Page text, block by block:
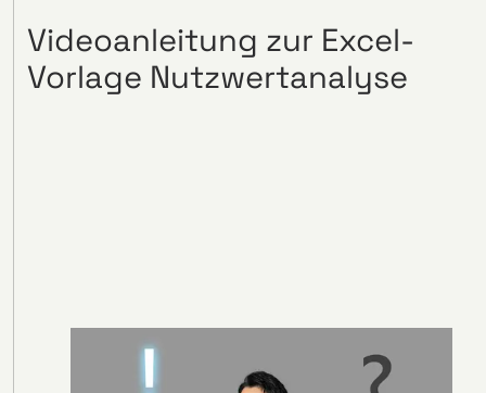
Videoanleitung zur Excel-
Vorlage Nutzwertanalyse